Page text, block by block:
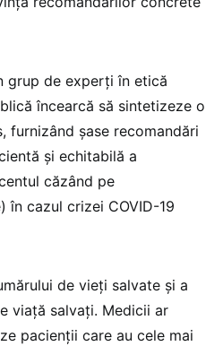
grup de experți în etică
încearcă să sintetizeze o
furnizând șase recomandări
și echitabilă a
căzând pe
în cazul crizei COVID-19
de vieți salvate și a
viață salvați. Medicii ar
pacienții care au cele mai